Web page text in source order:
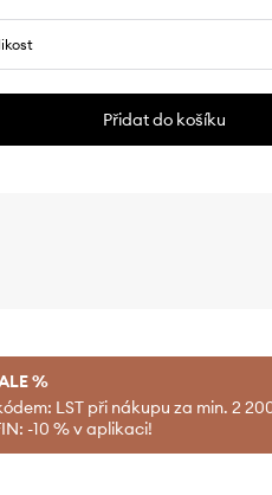
Přidat do košíku
%
LST při nákupu za min. 2
-10 % v aplikaci!